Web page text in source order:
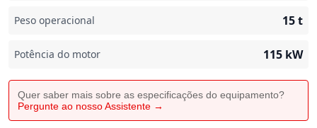
Peso operacional 15t
Potência do motor 115 kW
Quer saber mais sobre as especificações do equipamento?
Pergunte ao nosso Assistente →